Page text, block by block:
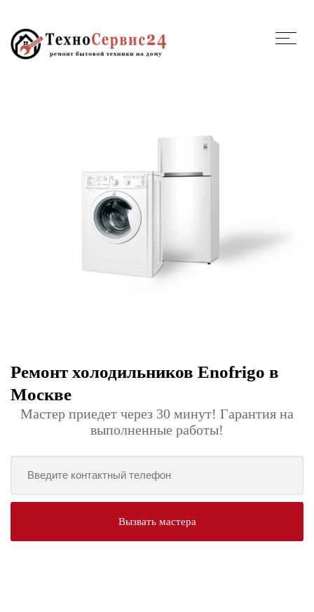
Ремонт холодильников Enofrigo в
Москве
Мастер приедет через 30 минут! Гарантия на